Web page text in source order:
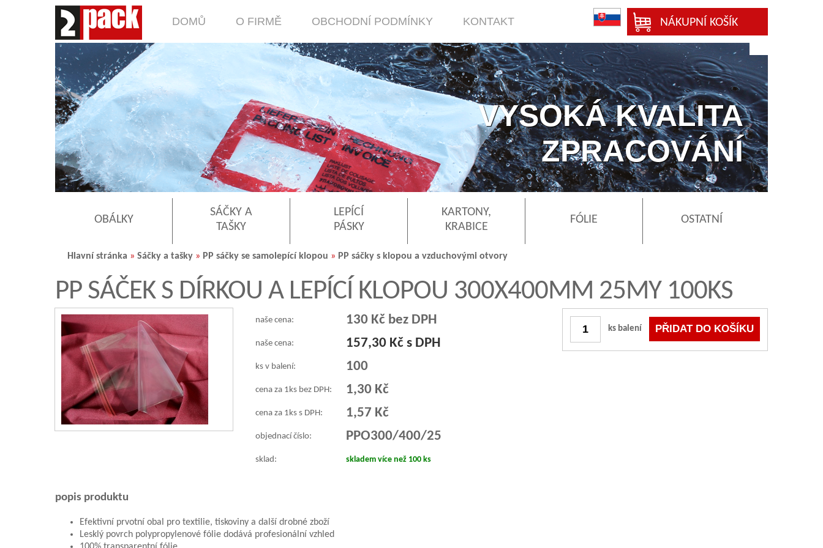
DOMŮ O FIRMĚ OBCHODNÍ PODMÍNKY KONTAKT NÁKUPNÍ KOŠÍK
VYSOKÁ KVALITA
ZPRACOVÁNÍ
OBÁLKY
SÁČKY A
TAŠKY
LEPÍCÍ
PÁSKY
KARTONY,
KRABICE
FÓLIE OSTATNÍ
Hlavní stránka » Sáčky a tašky » PP sáčky se samolepící klopou » PP sáčky s klopou a vzduchovými otvory
PP SÁČEK S DÍRKOU A LEPÍCÍ KLOPOU 300X400MM 25MY 100KS
naše cena: 130 Kč bez DPH
naše cena: 157,30 Kč s DPH
ks v balení: 100
cena za 1ks bez DPH: 1,30 Kč
cena za 1ks s DPH: 1,57 Kč
objednací číslo: PPO300/400/25
sklad: skladem více než 100 ks
ks balení
popis produktu
Efektivní prvotní obal pro textilie, tiskoviny a další drobné zboží
Lesklý povrch polypropylenové fólie dodává profesionální vzhled